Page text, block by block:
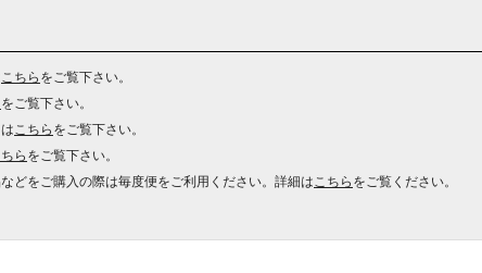
こちらをご覧下さい。
をご覧下さい。
こちらをご覧下さい。
らをご覧下さい。
どをご購入の際は毎度便をご利用ください。詳細は こちらをご覧ください。